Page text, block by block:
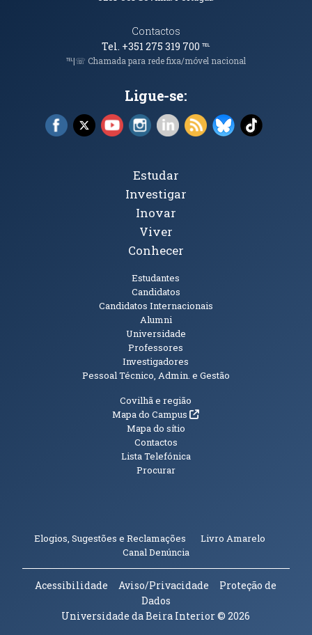
Contactos
Tel. +351 275 319 700℡
℡|☏ Chamada para rede fixa/móvel nacional
Ligue-se:
Facebook (abre em nova janela)
X (abre em nova janela)
YouTube (abre em nova janela)
Instagram (abre em nova janela)
LinkedIn (abre em nova
RSS (abre em nova
Bluesky (abre
TikTok
Tópicos Principais
Estudar
Investigar
Inovar
Viver
Conhecer
Estudantes
Candidatos
Candidatos Internacionais
Alumni
Universidade
Professores
Investigadores
Pessoal Técnico, Admin. e Gestão
Informações Adicionais
Covilhã e região
Mapa do Campus(abre em nova janela)
Mapa do sítio
Contactos
Lista Telefónica
Procurar
Elogios, Sugestões e Reclamações Livro Amarelo
Canal Denúncia(abre em nova janela)
Acessibilidade Aviso/Privacidade
Proteção de
Dados
Universidade da Beira Interior© 2026